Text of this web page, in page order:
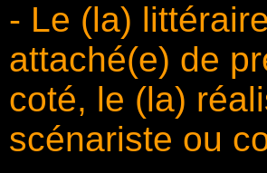
- Le (la)
attaché(e) de
coté, le (la)
scénariste ou